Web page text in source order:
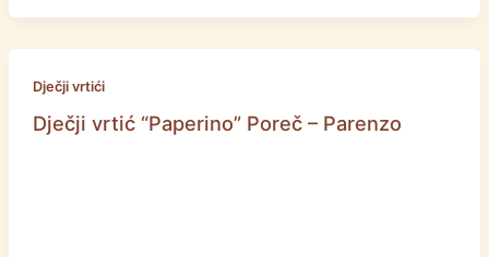
Dječji vrtići
Dječji vrtić “Paperino” Poreč – Parenzo